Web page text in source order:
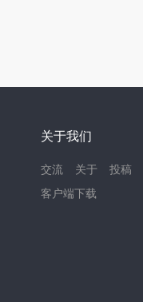
关于我们
交流 关于
投稿
客户端下载